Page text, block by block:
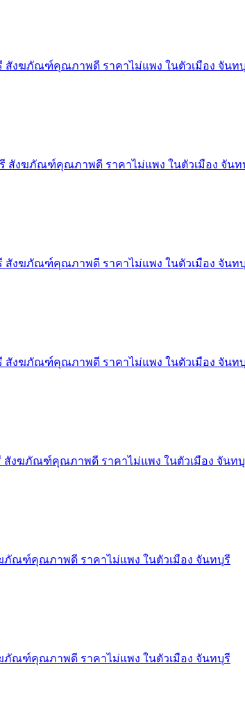
งฆภัณฑ์คุณภาพดี ราคาไม่แพง ในตัวเมือง จันท
งฆภัณฑ์คุณภาพดี ราคาไม่แพง ในตัวเมือง จันท
งฆภัณฑ์คุณภาพดี ราคาไม่แพง ในตัวเมือง จันท
งฆภัณฑ์คุณภาพดี ราคาไม่แพง ในตัวเมือง จันท
ฆภัณฑ์คุณภาพดี ราคาไม่แพง ในตัวเมือง จันท
ฑ์คุณภาพดี ราคาไม่แพง ในตัวเมือง จันทบุรี
ฑ์คุณภาพดี ราคาไม่แพง ในตัวเมือง จันทบุรี